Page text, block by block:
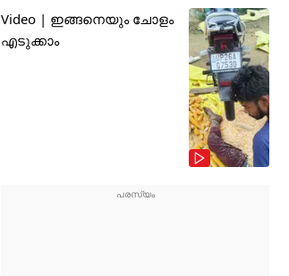
Video | ഇങ്ങനെയും ചോളം
എടുക്കാം